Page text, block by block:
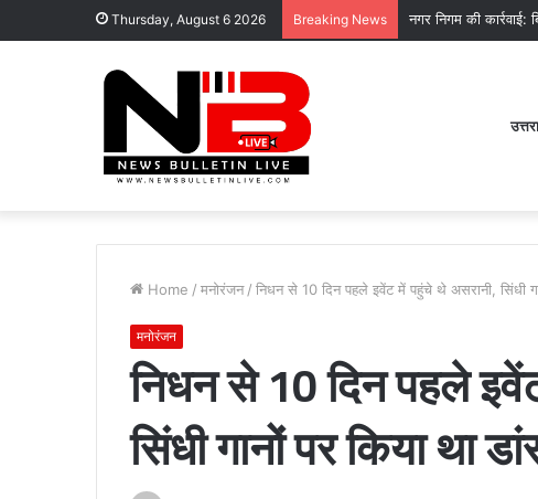
Thursday, August 6 2026 Breaking News नगर निगम की
Home / मनोरंजन / निधन से 10 दिन पहले इवेंट में पहुंचे थे असरानी, सिंधी
मनोरंजन
निधन से 10 दिन पहले
सिंधी गानों पर किया था